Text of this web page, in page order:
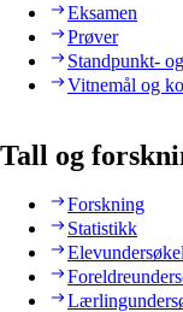
Eksamen
Prøver
Standpunkt-
Vitnemål og
Tall og
Forskning
Statistikk